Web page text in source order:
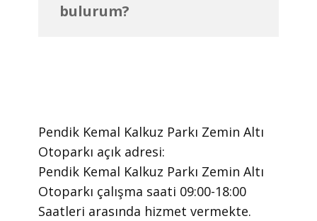
bulurum?
Pendik Kemal Kalkuz Parkı Zemin Altı
Otoparkı ​açık adresi:
Pendik Kemal Kalkuz Parkı Zemin Altı
Otoparkı ​çalışma saati 09:00-18:00
Saatleri arasında ​hizmet vermekte.